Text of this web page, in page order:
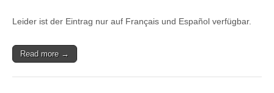
Lidar
Leider ist der Eintrag nur auf Français und Español verfügbar.
Read more →